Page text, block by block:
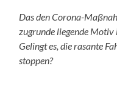
Das den Corona-
zugrunde liegende
Gelingt es, die rasante
stoppen?